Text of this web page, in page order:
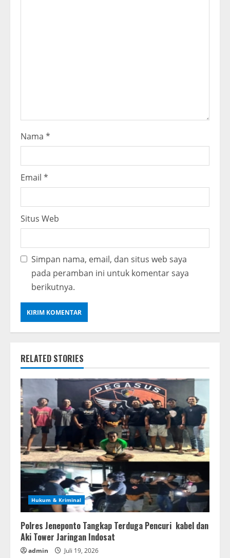
Nama *
Email *
Situs Web
Simpan nama, email, dan situs web saya
pada peramban ini untuk komentar saya
berikutnya.
RELATED STORIES
Hukum & Kriminal
Polres Jeneponto Tangkap Terduga Pencuri kabel dan
Aki Tower Jaringan Indosat
admin Juli 19, 2026